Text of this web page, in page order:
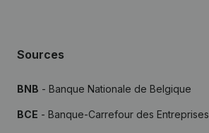
Sources
BNB - Banque Nationale de Belgique
BCE - Banque-Carrefour des Entreprises